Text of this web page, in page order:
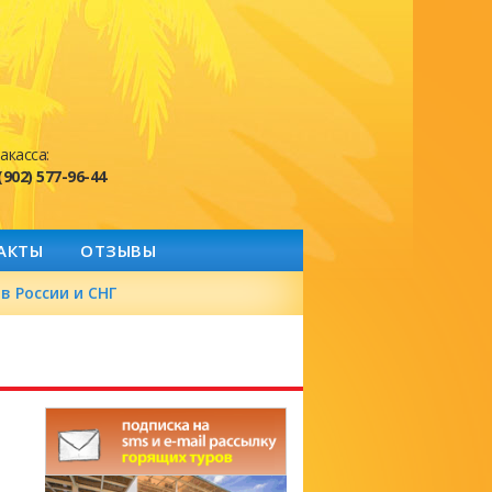
577-96-44
ОТЗЫВЫ
России и СНГ